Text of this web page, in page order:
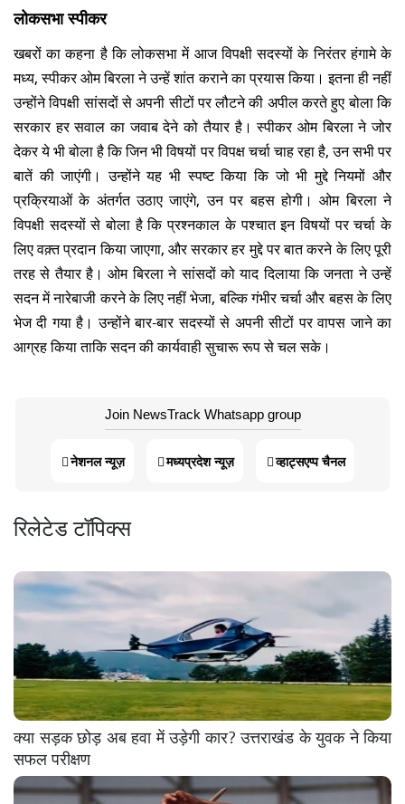
लोकसभा स्पीकर
खबरों का कहना है कि लोकसभा में आज विपक्षी सदस्यों के निरंतर हंगामे के
मध्य, स्पीकर ओम बिरला ने उन्हें शांत कराने का प्रयास किया। इतना ही नहीं
उन्होंने विपक्षी सांसदों से अपनी सीटों पर लौटने की अपील करते हुए बोला कि
सरकार हर सवाल का जवाब देने को तैयार है। स्पीकर ओम बिरला ने जोर
देकर ये भी बोला है कि जिन भी विषयों पर विपक्ष चर्चा चाह रहा है, उन सभी पर
बातें की जाएंगी। उन्होंने यह भी स्पष्ट किया कि जो भी मुद्दे नियमों और
प्रक्रियाओं के अंतर्गत उठाए जाएंगे, उन पर बहस होगी। ओम बिरला ने
विपक्षी सदस्यों से बोला है कि प्रश्नकाल के पश्चात इन विषयों पर चर्चा के
लिए वक़्त प्रदान किया जाएगा, और सरकार हर मुद्दे पर बात करने के लिए पूरी
तरह से तैयार है। ओम बिरला ने सांसदों को याद दिलाया कि जनता ने उन्हें
सदन में नारेबाजी करने के लिए नहीं भेजा, बल्कि गंभीर चर्चा और बहस के लिए
भेज दी गया है। उन्होंने बार-बार सदस्यों से अपनी सीटों पर वापस जाने का
आग्रह किया ताकि सदन की कार्यवाही सुचारू रूप से चल सके।
Join NewsTrack Whatsapp group
नेशनल न्यूज़ मध्यप्रदेश न्यूज़ व्हाट्सएप्प चैनल
रिलेटेड टॉपिक्स
क्या सड़क छोड़ अब हवा में उड़ेगी कार? उत्तराखंड के युवक ने किया
सफल परीक्षण